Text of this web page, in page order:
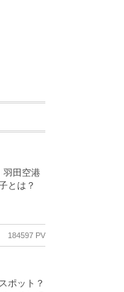
羽田空港
とは？
184597 PV
ポット？